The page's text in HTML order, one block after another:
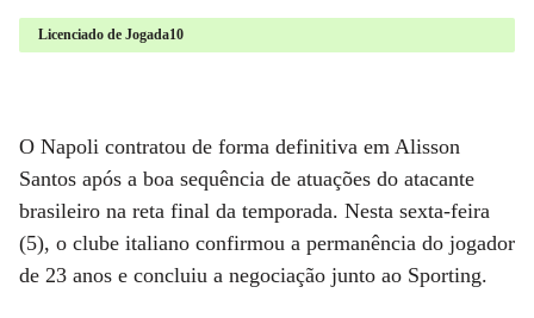
Licenciado de Jogada10
O Napoli contratou de forma definitiva em Alisson
Santos após a boa sequência de atuações do atacante
brasileiro na reta final da temporada. Nesta sexta-feira
(5), o clube italiano confirmou a permanência do jogador
de 23 anos e concluiu a negociação junto ao Sporting.